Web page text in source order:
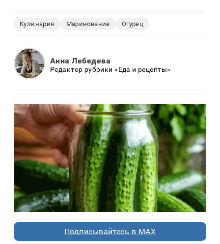
Кулинария Маринование Огурец
Анна Лебедева
Редактор рубрики «Еда и рецепты»
Подписывайтесь в MAX